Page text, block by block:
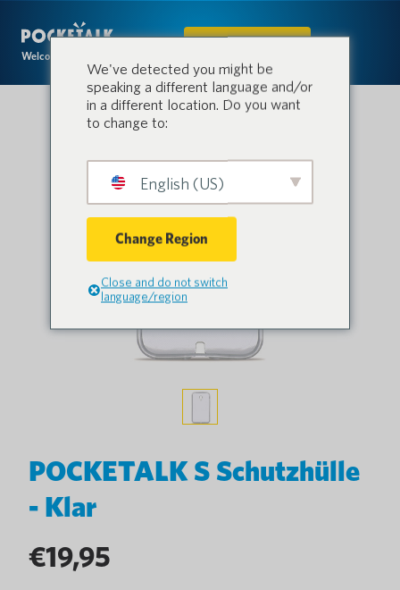
Welcome to the conversation.
IN DEN SHOP
POCKETALK S Schutzhülle
- Klar
Regular
price
€19,95
We've detected you might be
speaking a different language and/or
in a different location. Do you want
to change to:
English (US)
Change Region
Close and do not switch
language/region